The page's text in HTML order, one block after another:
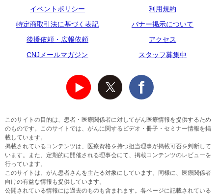
イベントポリシー
利用規約
特定商取引法に基づく表記
バナー掲示について
後援依頼・広報依頼
アクセス
CNJメールマガジン
スタッフ募集中
このサイトの目的は、患者・医療関係者に対してがん医療情報を提供するため
のものです。このサイトでは、がんに関するビデオ・冊子・セミナー情報を掲
載しています。
掲載されているコンテンツは、医療資格を持つ担当理事が掲載可否を判断して
います。また、定期的に開催される理事会にて、掲載コンテンツのレビューを
行っています。
このサイトは、がん患者さんを主たる対象にしています。同様に、医療関係者
向けの有益な情報も提供しています。
公開されている情報には過去のものも含まれます。各ページに記載されている